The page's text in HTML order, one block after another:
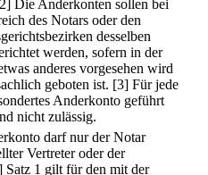
Die Anderkonten sollen bei
des Notars oder den
desselben
werden, sofern in der
anderes vorgesehen wird
geboten ist. [3] Für jede
Anderkonto geführt
nicht zulässig.
darf nur der Notar
Vertreter oder der
Satz 1 gilt für den mit der